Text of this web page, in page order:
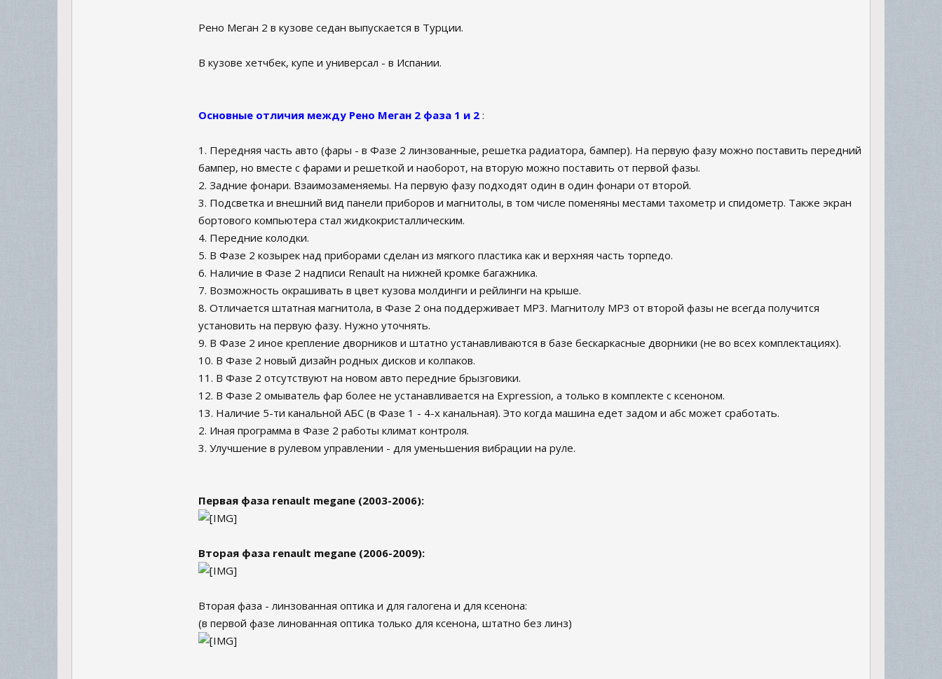
Рено Mеган 2 в кузове седан выпускается в Турции.
В кузове хетчбек, купе и универсал - в Испании.
Основные отличия между Рено Меган 2 фаза 1 и 2 :
1. Передняя часть авто (фары - в Фазе 2 линзованные, решетка радиатора, бампер). На первую фазу можно поставить передний
бампер, но вместе с фарами и решеткой и наоборот, на вторую можно поставить от первой фазы.
2. Задние фонари. Взаимозаменяемы. На первую фазу подходят один в один фонари от второй.
3. Подсветка и внешний вид панели приборов и магнитолы, в том числе поменяны местами тахометр и спидометр. Также экран
бортового компьютера стал жидкокристаллическим.
4. Передние колодки.
5. В Фазе 2 козырек над приборами сделан из мягкого пластика как и верхняя часть торпедо.
6. Наличие в Фазе 2 надписи Renault на нижней кромке багажника.
7. Возможность окрашивать в цвет кузова молдинги и рейлинги на крыше.
8. Отличается штатная магнитола, в Фазе 2 она поддерживает MP3. Магнитолу МР3 от второй фазы не всегда получится
установить на первую фазу. Нужно уточнять.
9. В Фазе 2 иное крепление дворников и штатно устанавливаются в базе бескаркасные дворники (не во всех комплектациях).
10. В Фазе 2 новый дизайн родных дисков и колпаков.
11. В Фазе 2 отсутствуют на новом авто передние брызговики.
12. В Фазе 2 омыватель фар более не устанавливается на Expression, а только в комплекте с ксеноном.
13. Наличие 5-ти канальной АБС (в Фазе 1 - 4-х канальная). Это когда машина едет задом и абс может сработать.
2. Иная программа в Фазе 2 работы климат контроля.
3. Улучшение в рулевом управлении - для уменьшения вибрации на руле.
Первая фаза renault megane (2003-2006):
Вторая фаза renault megane (2006-2009):
Вторая фаза - линзованная оптика и для галогена и для ксенона:
(в первой фазе линованная оптика только для ксенона, штатно без линз)